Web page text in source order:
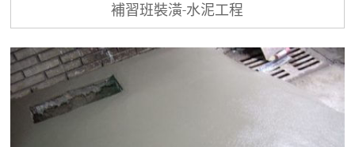
補習班裝潢-水泥工程